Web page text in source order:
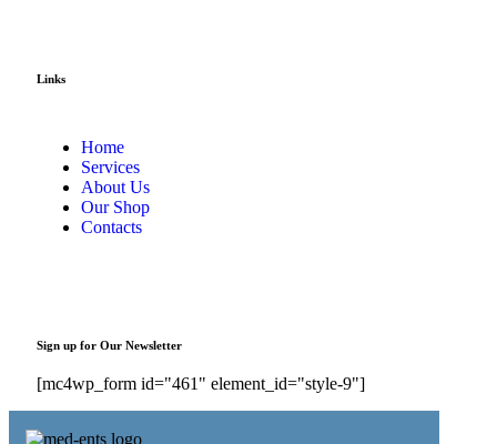
Links
Home
Services
About Us
Our Shop
Contacts
Sign up for Our Newsletter
[mc4wp_form id="461" element_id="style-9"]